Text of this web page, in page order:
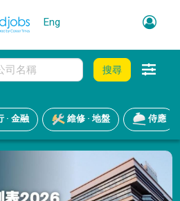
Eng
搜尋
· 金融 維修 · 地盤 侍應